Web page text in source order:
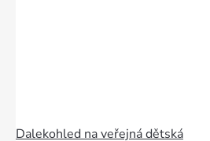
Dalekohled na veřejná dětská